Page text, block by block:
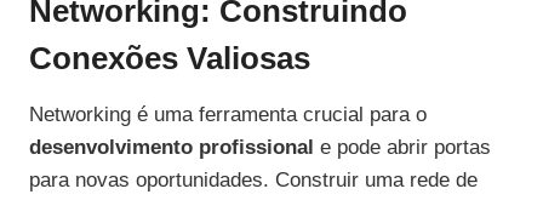
Networking: Construindo
Conexões Valiosas
Networking é uma ferramenta crucial para o
desenvolvimento profissional e pode abrir portas
para novas oportunidades. Construir uma rede de